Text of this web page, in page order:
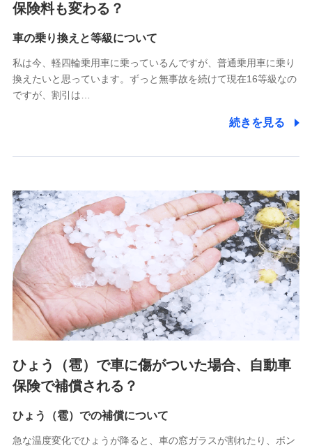
(https://www.zurichssi.co.jp/)
(https://www.tokiomarine-x.co.jp/)
(https://pshoken.co.jp/)
リトルファミリー少額短期保険株式会社
(https://www.littlefamily-ssi.com/)
郵便、電話、およびＥメール等により、当社と取引のあるも
た維持管理等の委託業務遂行のため、またそれらに付帯、関
連する当社および提携会社のサービスを案内、提供するため
（なお、当社は複数の保険会社と取引があり、取得した個人
情報を取引のある他の保険会社の商品・サービスをご提案す
るために利用させていただくことがあります。）
上記に係る連絡・手続き・管理等付帯業務を行うため
3.セミナー募集サイトから取得した個人情報
各種セミナーの案内、開催のため
上記に係る連絡・手続き・管理等付帯業務を行うため
4.家族・友達紹介にて取得した個人情報
被紹介者への連絡、及び当社と取引のあるもしくは委託を受
けている保険会社・提携会社の保険その他に関する情報を提
供し、金融商品等の契約を勧奨するため
アンケートやキャンペーン等の実施のため
上記に係る連絡・手続き・管理等付帯業務を行うため
保険料も変わる？
車の乗り換えと等級について
私は今、軽四輪乗用車に乗っているんですが、普通乗用車に乗り
換えたいと思っています。ずっと無事故を続けて現在16等級なの
ですが、割引は…
続きを見る
ひょう（雹）で車に傷がついた場合、自動車
保険で補償される？
ひょう（雹）での補償について
急な温度変化でひょうが降ると、車の窓ガラスが割れたり、ボン